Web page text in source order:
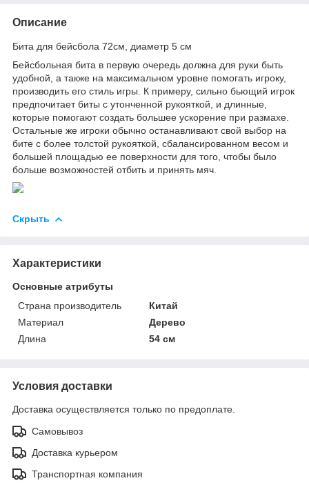
Описание
Бита для бейсбола 72см, диаметр 5 см
Бейсбольная бита в первую очередь должна для руки быть
удобной, а также на максимальном уровне помогать игроку,
производить его стиль игры. К примеру, сильно бьющий игрок
предпочитает биты с утонченной рукояткой, и длинные,
которые помогают создать большее ускорение при размахе.
Остальные же игроки обычно останавливают свой выбор на
бите с более толстой рукояткой, сбалансированном весом и
большей площадью ее поверхности для того, чтобы было
больше возможностей отбить и принять мяч.
Скрыть
Характеристики
Основные атрибуты
Страна производитель
Китай
Материал
Дерево
Длина
54 см
Условия доставки
Доставка осуществляется только по предоплате.
Самовывоз
Доставка курьером
Транспортная компания